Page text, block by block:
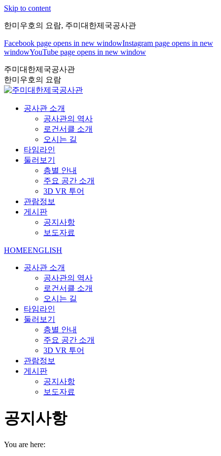
Skip to content
한미우호의 요람, 주미대한제국공사관
Facebook page opens in new windowInstagram page opens in new
windowYouTube page opens in new window
주미대한제국공사관
한미우호의 요람
공사관 소개
공사관의 역사
로건서클 소개
오시는 길
타임라인
둘러보기
층별 안내
주요 공간 소개
3D VR 투어
관람정보
게시판
공지사항
보도자료
HOMEENGLISH
공사관 소개
공사관의 역사
로건서클 소개
오시는 길
타임라인
둘러보기
층별 안내
주요 공간 소개
3D VR 투어
관람정보
게시판
공지사항
보도자료
공지사항
You are here: